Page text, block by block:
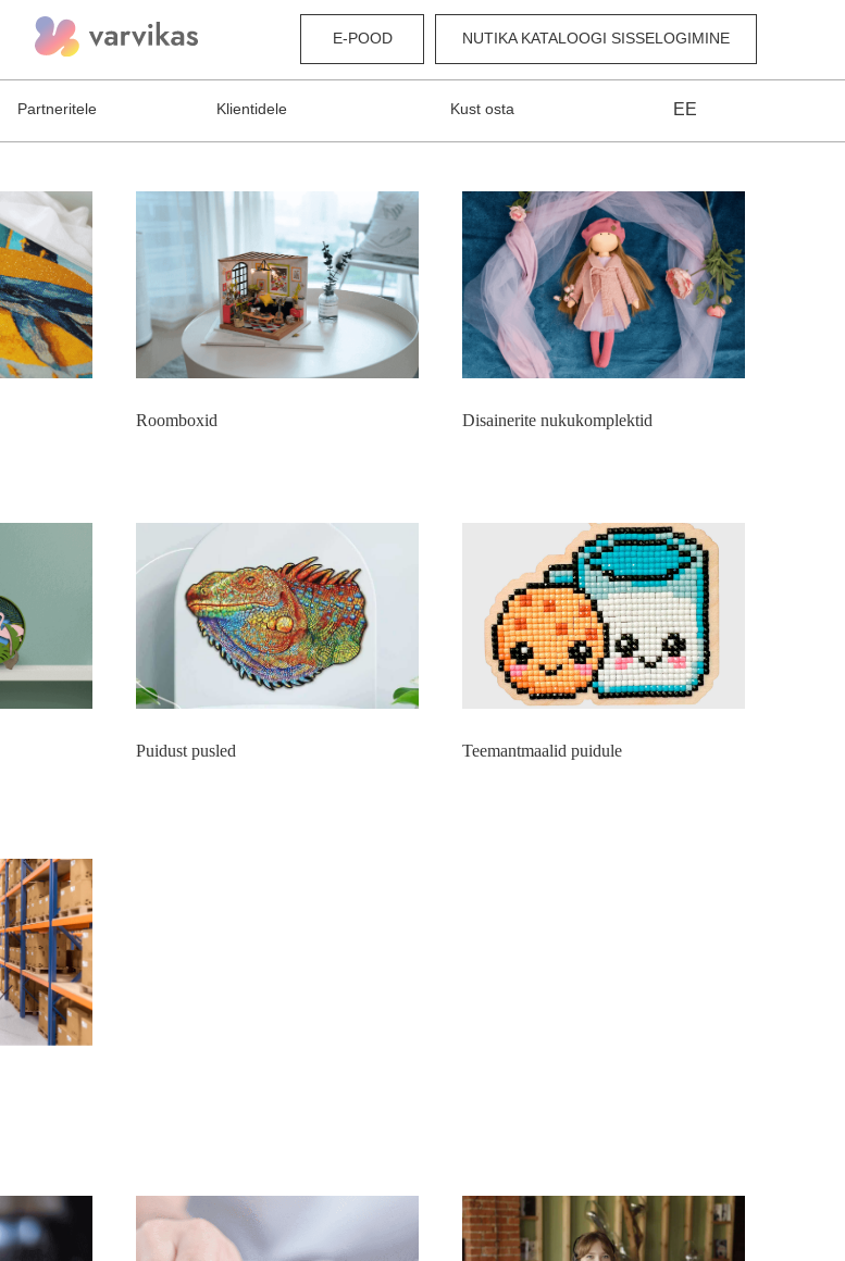
NUTIKA KATALOOGI SISSELOGIMINE
E-POOD
Partneritele Klientidele Kust osta EE
Roomboxid Disainerite nukukomplektid
Puidust pusled Teemantmaalid puidule